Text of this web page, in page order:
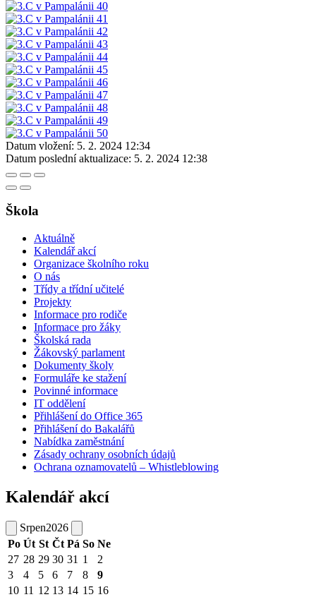
Datum vložení: 5. 2. 2024 12:34
Datum poslední aktualizace: 5. 2. 2024 12:38
Škola
Aktuálně
Kalendář akcí
Organizace školního roku
O nás
Třídy a třídní učitelé
Projekty
Informace pro rodiče
Informace pro žáky
Školská rada
Žákovský parlament
Dokumenty školy
Formuláře ke stažení
Povinné informace
IT oddělení
Přihlášení do Office 365
Přihlášení do Bakalářů
Nabídka zaměstnání
Zásady ochrany osobních údajů
Ochrana oznamovatelů – Whistleblowing
Kalendář akcí
Srpen2026
Po Út St Čt Pá So Ne
27 28 29 30 31 1
2
3
4 5 6 7 8
9
10 11 12 13 14 15 16